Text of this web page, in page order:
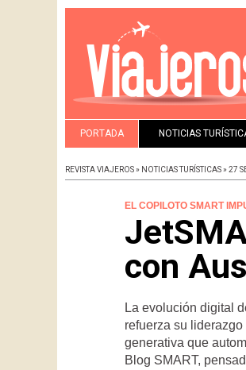
PORTADA NOTICIAS
REVISTA VIAJEROS » NOTICIAS TURÍSTICAS » 27
EL COPILOTO SMART
con
La evolución digital
refuerza su
generativa que
Blog SMART,